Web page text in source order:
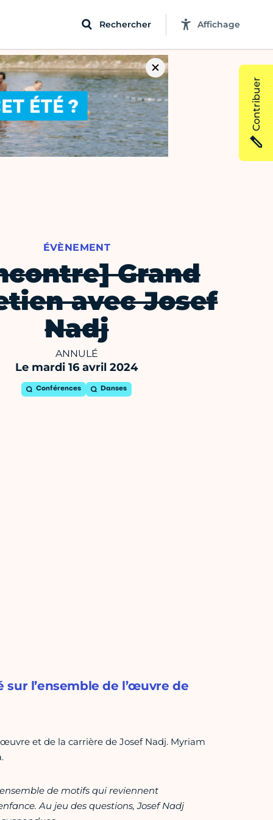
Rechercher Affichage
ÉVÈNEMENT
Grand
avec Josef
Nadj
ANNULÉ
Le mardi 16 avril 2024
Conférences Danses
l’ensemble de l’œuvre de
et de la carrière de Josef Nadj. Myriam
de motifs qui reviennent
Au jeu des questions, Josef Nadj
Contribuer